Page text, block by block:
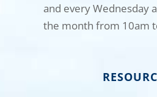
and every Wednesday
the month from 10am